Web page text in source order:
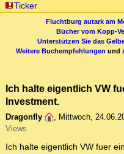
Ticker
Fluchtburg autark am
Bücher vom Kopp-
Unterstützen Sie das
Weitere Buchempfehlungen und
Ich halte eigentlich VW
Investment.
Dragonfly , Mittwoch,
Views
Ich halte eigentlich VW fuer